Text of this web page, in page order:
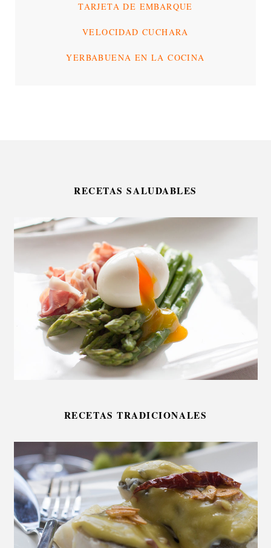
TARJETA DE EMBARQUE
VELOCIDAD CUCHARA
YERBABUENA EN LA COCINA
RECETAS SALUDABLES
RECETAS TRADICIONALES